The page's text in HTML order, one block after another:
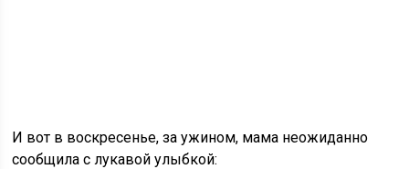
И вот в воскресенье, за ужином, мама неожиданно
сообщила с лукавой улыбкой: